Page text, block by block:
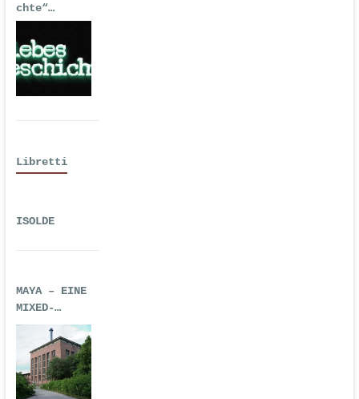
chte“
| Erstausgabe
2016 als
Hörspiel
Libretti
ISOLDE
MAYA – EINE
MIXED-
REALITY-
TECHNO-OPER